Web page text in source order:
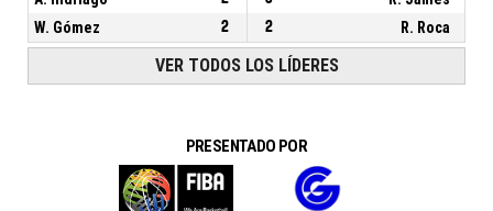
W. Gómez
2 2 R. Roca
VER TODOS LOS LÍDERES
PRESENTADO POR